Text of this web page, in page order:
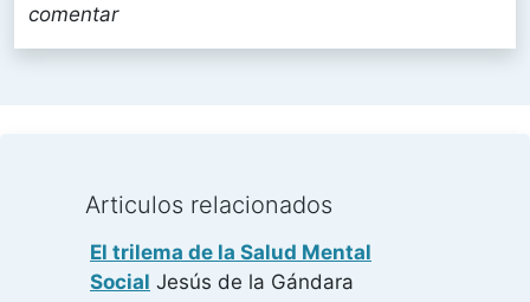
comentar
Articulos relacionados
El trilema de la Salud Mental
Social Jesús de la Gándara